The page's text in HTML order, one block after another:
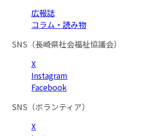
広報誌
コラム・読み物
SNS（長崎県社会福祉協議会）
X
Instagram
Facebook
SNS（ボランティア）
X